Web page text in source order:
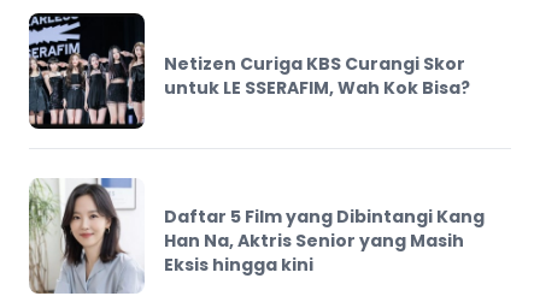
Netizen Curiga KBS Curangi Skor
untuk LE SSERAFIM, Wah Kok Bisa?
Daftar 5 Film yang Dibintangi Kang
Han Na, Aktris Senior yang Masih
Eksis hingga kini